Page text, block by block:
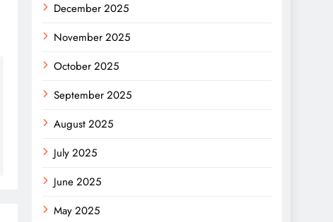
December 2025
November 2025
October 2025
September 2025
August 2025
July 2025
June 2025
May 2025